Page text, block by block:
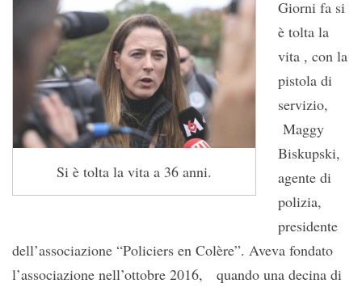
Si è tolta la vita a 36 anni.
Giorni fa si
è tolta la
vita , con la
pistola di
servizio,
Maggy
Biskupski,
agente di
polizia,
presidente
dell’associazione “Policiers en Colère”. Aveva fondato
l’associazione nell’ottobre 2016, quando una decina di